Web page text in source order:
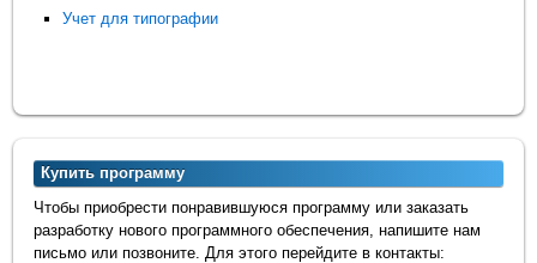
Учет для типографии
Купить программу
Чтобы приобрести понравившуюся программу или заказать
разработку нового программного обеспечения, напишите нам
письмо или позвоните. Для этого перейдите в контакты: